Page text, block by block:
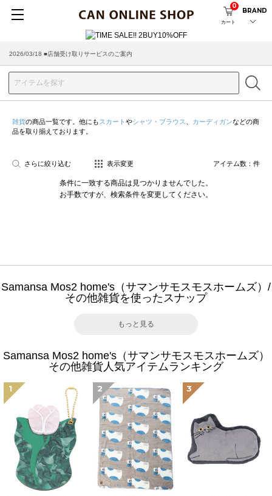
カート
0
BRAND
2026/03/18 ■店舗受け取りサービスのご案内
雑貨の商品一覧です。他にも スカート やシャツ・ブラウス カーディガンなどの商
品を取り揃えております。
さらに絞り込む 表示変更 アイテム数： 件
条件に一致する商品は見つかりませんでした。
お手数ですが、検索条件を変更してください。
Samansa Mos2 home's（サマンサモスモスホームズ）/
その他雑貨を使ったスナップ
もっと見る
Samansa Mos2 home's（サマンサモスモスホームズ）
その他雑貨人気アイテムランキング
1 2 3